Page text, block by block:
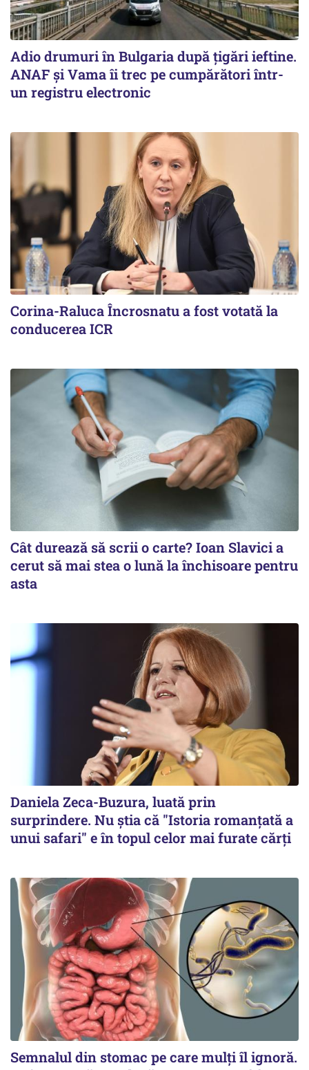
Adio drumuri în Bulgaria după țigări ieftine.
ANAF și Vama îi trec pe cumpărători într-
un registru electronic
Corina-Raluca Încrosnatu a fost votată la
conducerea ICR
Cât durează să scrii o carte? Ioan Slavici a
cerut să mai stea o lună la închisoare pentru
asta
Daniela Zeca-Buzura, luată prin
surprindere. Nu ştia că "Istoria romanţată a
unui safari" e în topul celor mai furate cărţi
Semnalul din stomac pe care mulți îl ignoră.